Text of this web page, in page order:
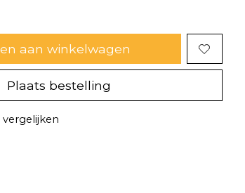
aan winkelwagen
Plaats bestelling